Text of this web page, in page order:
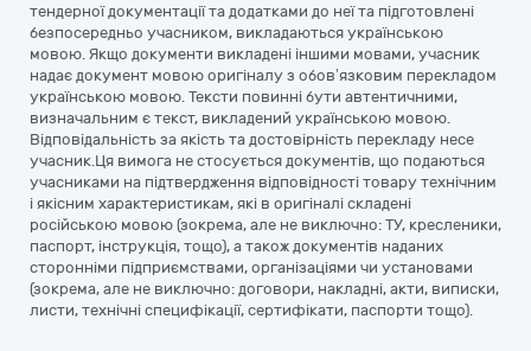
тендерної документації та додатками до неї та підготовлені
безпосередньо учасником, викладаються українською
мовою. Якщо документи викладені іншими мовами, учасник
надає документ мовою оригіналу з обов’язковим перекладом
українською мовою. Тексти повинні бути автентичними,
визначальним є текст, викладений українською мовою.
Відповідальність за якість та достовірність перекладу несе
учасник.Ця вимога не стосується документів, що подаються
учасниками на підтвердження відповідності товару технічним
і якісним характеристикам, які в оригіналі складені
російською мовою (зокрема, але не виключно: ТУ, кресленики,
паспорт, інструкція, тощо), а також документів наданих
сторонніми підприємствами, організаціями чи установами
(зокрема, але не виключно: договори, накладні, акти, виписки,
листи, технічні специфікації, сертифікати, паспорти тощо).